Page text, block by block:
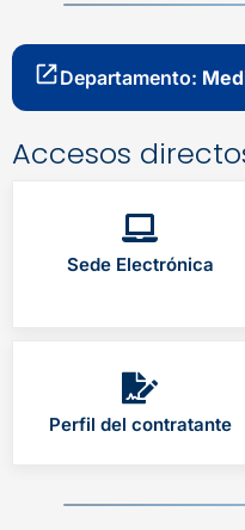
Departamento:
Accesos
Sede Electrónica
Perfil del contratante